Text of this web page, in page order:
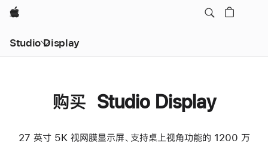
Apple
Studio Display
购买 Studio Display
27 英寸 5K 视网膜显示屏、支持桌上视角功能的 1200 万